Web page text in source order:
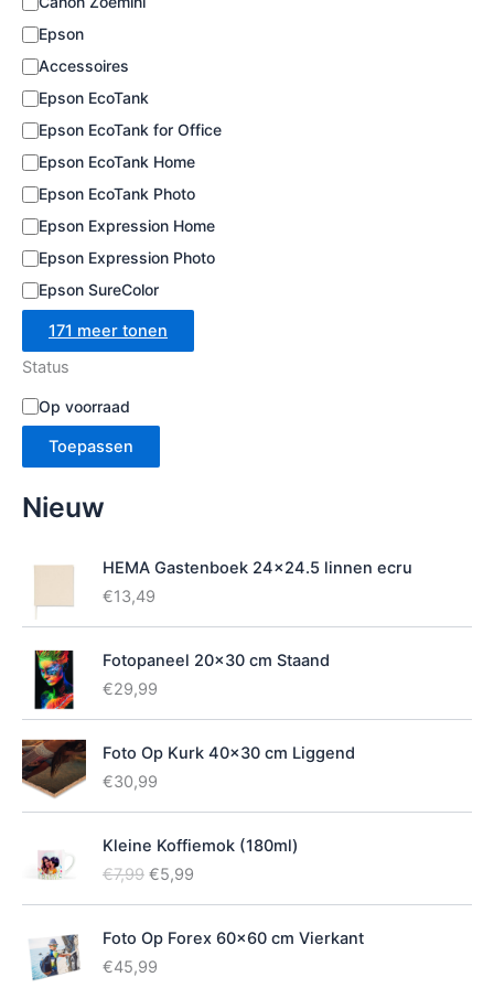
e
Epson
Accessoires
Epson EcoTank
Epson EcoTank for Office
Epson EcoTank Home
Epson EcoTank Photo
Epson Expression Home
Epson Expression Photo
Epson SureColor
171 meer tonen
Status
B
e
c
i
r
Op voorraad
Toepassen
Nieuw
HEMA Gastenboek 24x24.5 linnen ecru
€13,49
Fotopaneel 20x30 cm Staand
€29,99
Foto Op Kurk 40x30 cm Liggend
€30,99
Kleine Koffiemok (180ml)
€7,99 O
s
p
€5,99H
d
Foto Op Forex 60x60 cm Vierkant
€45,99